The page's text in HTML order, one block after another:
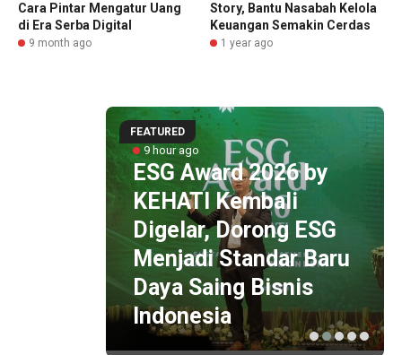
Cara Pintar Mengatur Uang
di Era Serba Digital
9 month ago
Story, Bantu Nasabah Kelola
Keuangan Semakin Cerdas
1 year ago
FEATURED
9 hour ago
ESG Award 2026 by
KEHATI Kembali
Digelar, Dorong ESG
Menjadi Standar Baru
Daya Saing Bisnis
Indonesia